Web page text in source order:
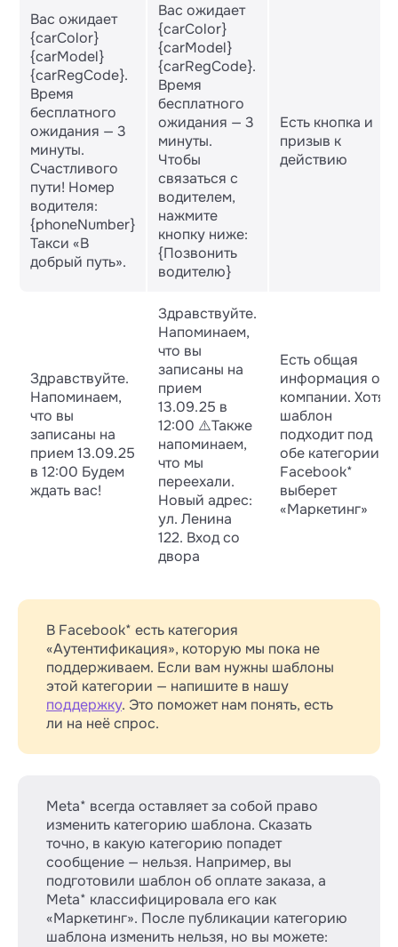
Вас ожидает
{carColor}
{carModel}
{carRegCode}.
Время
бесплатного
ожидания — 3
минуты.
Счастливого
пути! Номер
водителя:
{phoneNumber}
Такси «В
добрый путь».
Вас ожидает
{carColor}
{carModel}
{carRegCode}.
Время
бесплатного
ожидания — 3
минуты.
Чтобы
связаться с
водителем,
нажмите
кнопку ниже:
{Позвонить
водителю}
Есть кнопка и
призыв к
действию
Здравствуйте.
Напоминаем,
что вы
записаны на
прием 13.09.25
в 12:00 Будем
ждать вас!
Здравствуйте.
Напоминаем,
что вы
записаны на
прием
13.09.25 в
12:00 ⚠️Также
напоминаем,
что мы
переехали.
Новый адрес:
ул. Ленина
122. Вход со
двора
Есть общая
информация о
компании. Хотя
шаблон
подходит под
обе категории,
Facebook*
выберет
«Маркетинг»
В Facebook* есть категория
«Аутентификация», которую мы пока не
поддерживаем. Если вам нужны шаблоны
этой категории — напишите в нашу
поддержку. Это поможет нам понять, есть
ли на неё спрос.
Meta* всегда оставляет за собой право
изменить категорию шаблона. Сказать
точно, в какую категорию попадет
сообщение — нельзя. Например, вы
подготовили шаблон об оплате заказа, а
Meta* классифицировала его как
«Маркетинг». После публикации категорию
шаблона изменить нельзя, но вы можете: